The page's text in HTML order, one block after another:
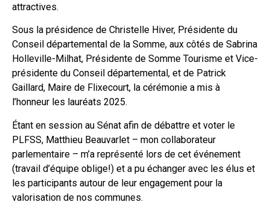
attractives.
Sous la présidence de Christelle Hiver, Présidente du
Conseil départemental de la Somme, aux côtés de Sabrina
Holleville-Milhat, Présidente de Somme Tourisme et Vice-
présidente du Conseil départemental, et de Patrick
Gaillard, Maire de Flixecourt, la cérémonie a mis à
l’honneur les lauréats 2025.
Étant en session au Sénat afin de débattre et voter le
PLFSS, Matthieu Beauvarlet – mon collaborateur
parlementaire – m’a représenté lors de cet événement
(travail d’équipe oblige!) et a pu échanger avec les élus et
les participants autour de leur engagement pour la
valorisation de nos communes.